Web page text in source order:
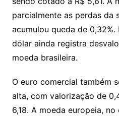
parcialmente as perdas da
acumulou queda de
dólar ainda registra
moeda brasileira.
O euro comercial também
alta, com valorização de
6,18. A moeda europeia,